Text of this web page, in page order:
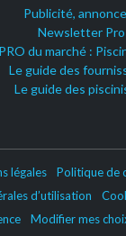
Publicité,
Newsletter Pro
du marché :
Le guide des
Le guide des
légales
Politique de
d’utilisation
Modifier mes